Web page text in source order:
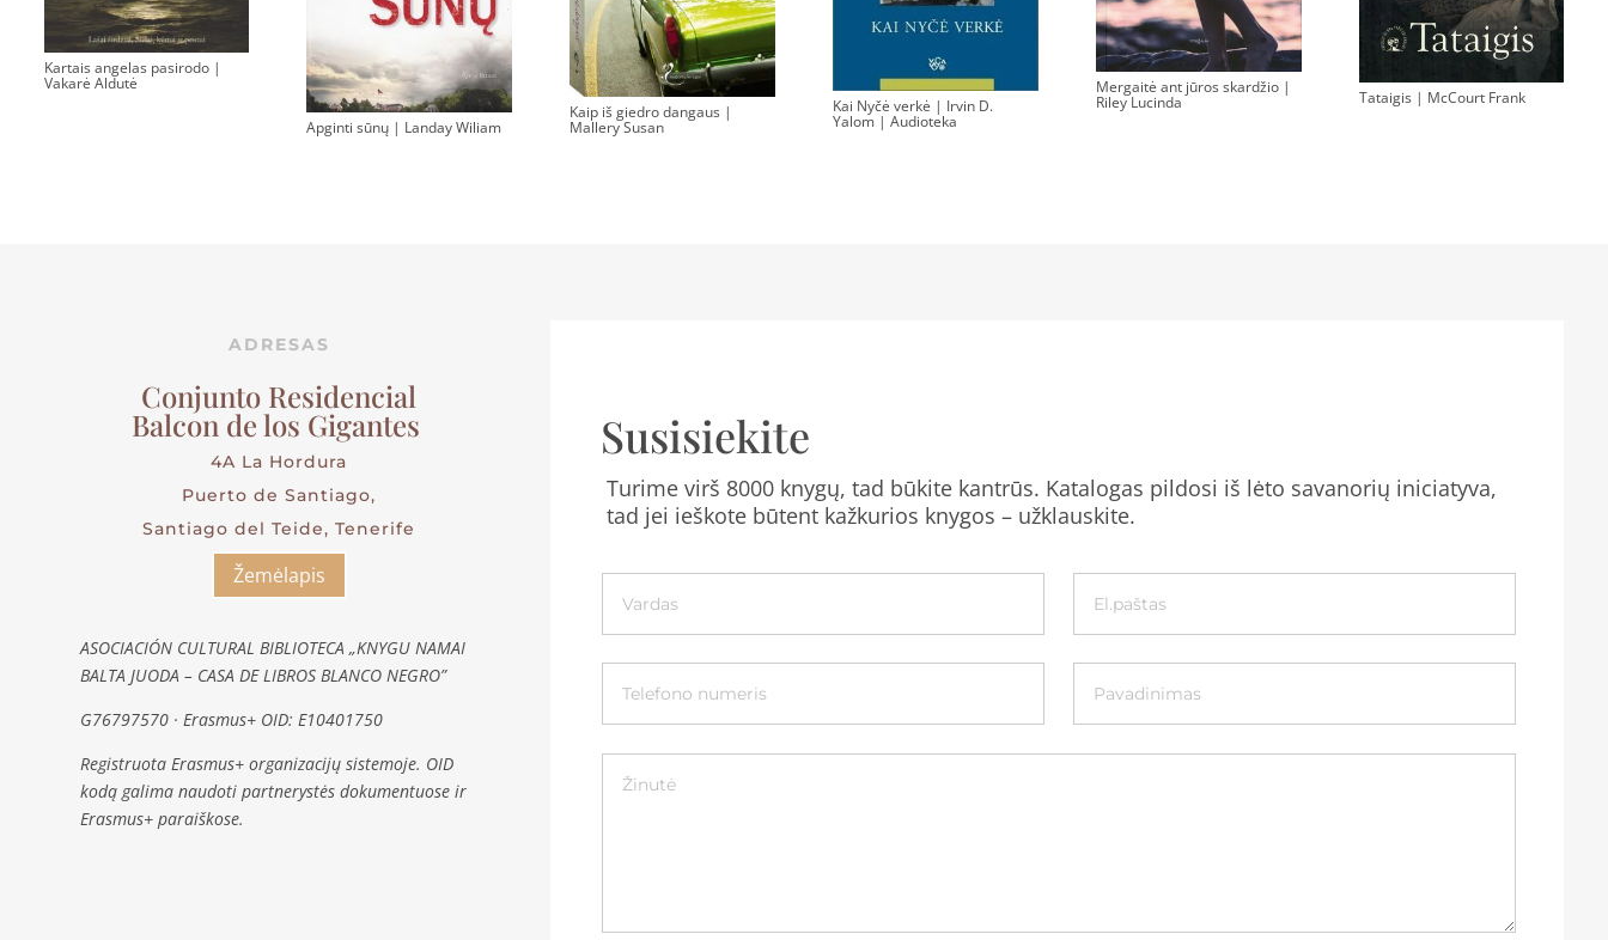
Kartais angelas pasirodo |
Vakarė Aldutė
Apginti sūnų | Landay Wiliam
Kaip iš giedro dangaus |
Mallery Susan
Kai Nyčė verkė | Irvin D.
Yalom | Audioteka
Mergaitė ant jūros skardžio |
Riley Lucinda Tataigis | McCourt Frank
ADRESAS
Conjunto Residencial
Balcon de los Gigantes
4A La Hordura
Puerto de Santiago,
Santiago del Teide, Tenerife
Žemėlapis
ASOCIACIÓN CULTURAL BIBLIOTECA „KNYGU NAMAI
BALTA JUODA – CASA DE LIBROS BLANCO NEGRO”
G76797570 · Erasmus+ OID: E10401750
Registruota Erasmus+ organizacijų sistemoje. OID
kodą galima naudoti partnerystės dokumentuose ir
Erasmus+ paraiškose.
Susisiekite
Turime virš 8000 knygų, tad būkite kantrūs. Katalogas pildosi iš lėto savanorių iniciatyva,
tad jei ieškote būtent kažkurios knygos – užklauskite.